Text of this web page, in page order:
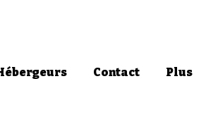
Contact Plus